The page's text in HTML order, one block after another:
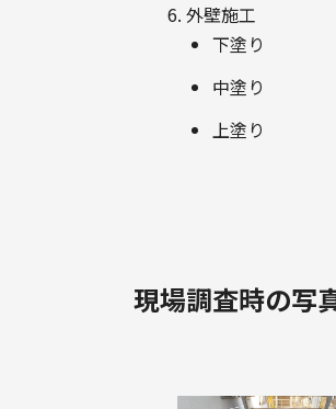
外壁施工
下塗り
中塗り
上塗り
現場調査時の写